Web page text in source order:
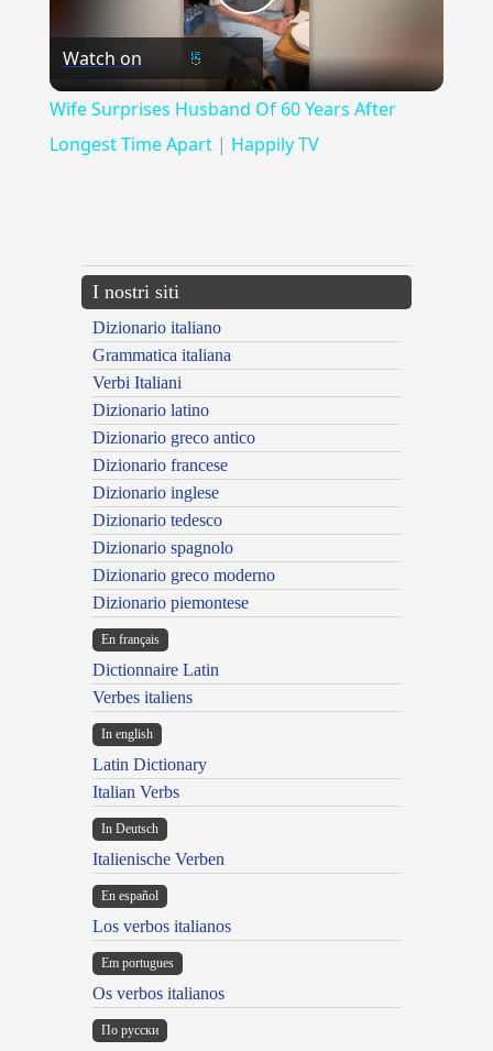
Play
Video
Watch on
Wife Surprises Husband Of 60 Years After
Longest Time Apart | Happily TV
I nostri siti
Dizionario italiano
Grammatica italiana
Verbi Italiani
Dizionario latino
Dizionario greco antico
Dizionario francese
Dizionario inglese
Dizionario tedesco
Dizionario spagnolo
Dizionario greco moderno
Dizionario piemontese
En français
Dictionnaire Latin
Verbes italiens
In english
Latin Dictionary
Italian Verbs
In Deutsch
Italienische Verben
En español
Los verbos italianos
Em portugues
Os verbos italianos
По русски